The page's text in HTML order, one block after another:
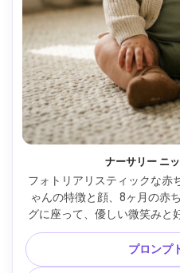
ナーサリー ニ
フォトリアリスティックな赤
ゃんの特徴と顔、8ヶ月の赤
グに座って、優しい微笑みと
色のニットカーディガンを
て、かわいい靴下、自然なふ
モビールが背景にぼんやり
プロンプ